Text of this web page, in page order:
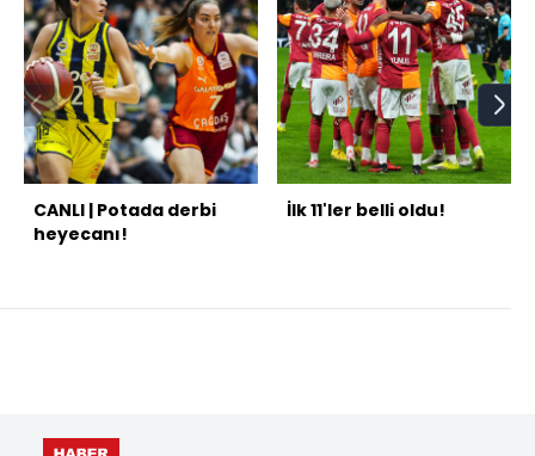
CANLI | Potada derbi
heyecanı!
İlk 11'ler belli oldu!